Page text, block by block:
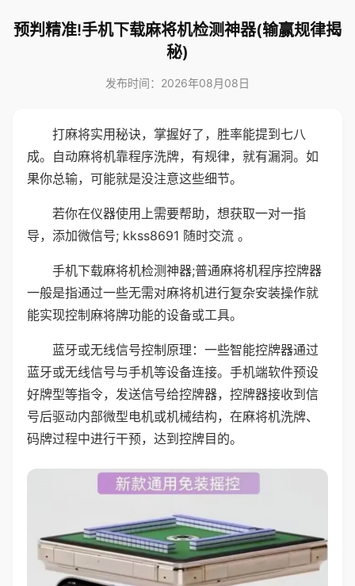
预判精准!手机下载麻将机检测神器(输赢规律揭
秘)
发布时间：2026年08月08日
打麻将实用秘诀，掌握好了，胜率能提到七八
成。自动麻将机靠程序洗牌，有规律，就有漏洞。如
果你总输，可能就是没注意这些细节。
若你在仪器使用上需要帮助，想获取一对一指
导，添加微信号; kkss8691 随时交流 。
手机下载麻将机检测神器;普通麻将机程序控牌器
一般是指通过一些无需对麻将机进行复杂安装操作就
能实现控制麻将牌功能的设备或工具。
蓝牙或无线信号控制原理：一些智能控牌器通过
蓝牙或无线信号与手机等设备连接。手机端软件预设
好牌型等指令，发送信号给控牌器，控牌器接收到信
号后驱动内部微型电机或机械结构，在麻将机洗牌、
码牌过程中进行干预，达到控牌目的。